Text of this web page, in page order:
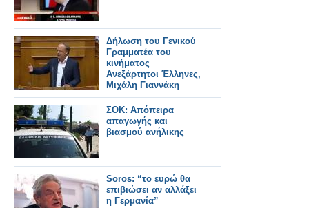
Δήλωση του Γενικού
Γραμματέα του
κινήματος
Ανεξάρτητοι Έλληνες,
Μιχάλη Γιαννάκη
ΣΟΚ: Απόπειρα
απαγωγής και
βιασμού ανήλικης
Soros: “το ευρώ θα
επιβιώσει αν αλλάξει
η Γερμανία”